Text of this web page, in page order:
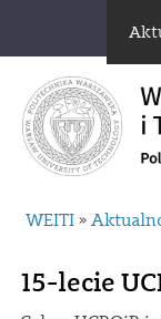
WEITI »
15-lecie